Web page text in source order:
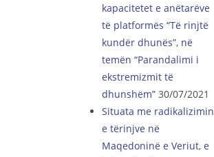
kapacitetet e anëtarëve
të platformës “Të rinjtë
kundër dhunës”, në
temën “Parandalimi i
ekstremizmit të
dhunshëm” 30/07/2021
Situata me radikalizimin
e tërinjve në
Maqedoninë e Veriut, e